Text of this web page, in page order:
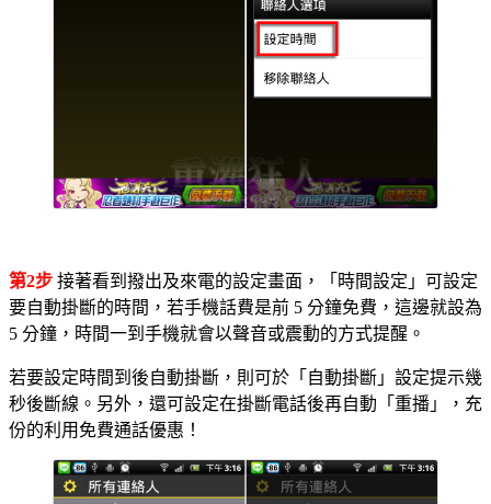
第2步 接著看到撥出及來電的設定畫面，「時間設定」可設定
要自動掛斷的時間，若手機話費是前 5 分鐘免費，這邊就設為
5 分鐘，時間一到手機就會以聲音或震動的方式提醒。
若要設定時間到後自動掛斷，則可於「自動掛斷」設定提示幾
秒後斷線。另外，還可設定在掛斷電話後再自動「重播」，充
份的利用免費通話優惠！